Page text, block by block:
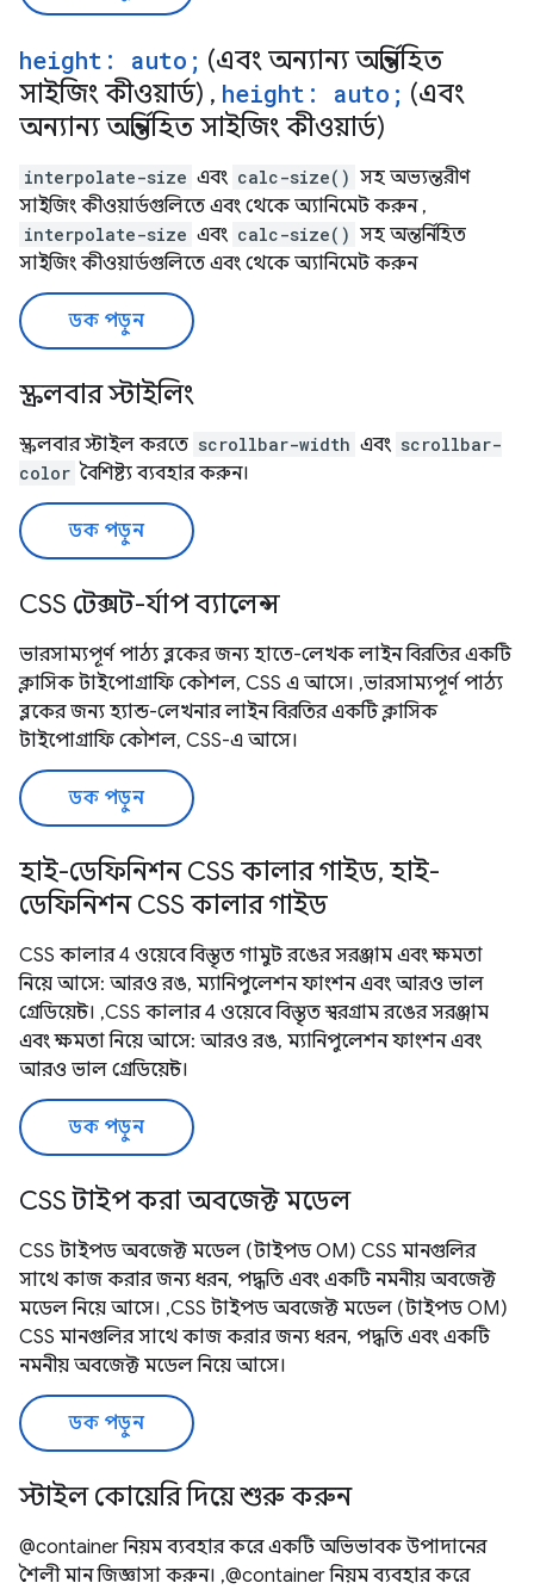
height: auto; (এবং অন্যান্য অন্তর্নিহিত
সাইজিং কীওয়ার্ড) , height: auto; (এবং
অন্যান্য অন্তর্নিহিত সাইজিং কীওয়ার্ড)
interpolate-size এবং calc-size() সহ অভ্যন্তরীণ
সাইজিং কীওয়ার্ডগুলিতে এবং থেকে অ্যানিমেট করুন ,
interpolate-size এবং calc-size() সহ অন্তর্নিহিত
সাইজিং কীওয়ার্ডগুলিতে এবং থেকে অ্যানিমেট করুন
ডক পড়ুন
স্ক্রলবার স্টাইলিং
স্ক্রলবার স্টাইল করতে scrollbar-width এবং scrollbar-
color বৈশিষ্ট্য ব্যবহার করুন।
ডক পড়ুন
CSS টেক্সট-র্যাপ ব্যালেন্স
ভারসাম্যপূর্ণ পাঠ্য ব্লকের জন্য হাতে-লেখক লাইন বিরতির একটি
ক্লাসিক টাইপোগ্রাফি কৌশল, CSS এ আসে। ,ভারসাম্যপূর্ণ পাঠ্য
ব্লকের জন্য হ্যান্ড-লেখনার লাইন বিরতির একটি ক্লাসিক
টাইপোগ্রাফি কৌশল, CSS-এ আসে।
ডক পড়ুন
হাই-ডেফিনিশন CSS কালার গাইড, হাই-
ডেফিনিশন CSS কালার গাইড
CSS কালার 4 ওয়েবে বিস্তৃত গামুট রঙের সরঞ্জাম এবং ক্ষমতা
নিয়ে আসে: আরও রঙ, ম্যানিপুলেশন ফাংশন এবং আরও ভাল
গ্রেডিয়েন্ট। ,CSS কালার 4 ওয়েবে বিস্তৃত স্বরগ্রাম রঙের সরঞ্জাম
এবং ক্ষমতা নিয়ে আসে: আরও রঙ, ম্যানিপুলেশন ফাংশন এবং
আরও ভাল গ্রেডিয়েন্ট।
ডক পড়ুন
CSS টাইপ করা অবজেক্ট মডেল
CSS টাইপড অবজেক্ট মডেল (টাইপড OM) CSS মানগুলির
সাথে কাজ করার জন্য ধরন, পদ্ধতি এবং একটি নমনীয় অবজেক্ট
মডেল নিয়ে আসে। ,CSS টাইপড অবজেক্ট মডেল (টাইপড OM)
CSS মানগুলির সাথে কাজ করার জন্য ধরন, পদ্ধতি এবং একটি
নমনীয় অবজেক্ট মডেল নিয়ে আসে।
ডক পড়ুন
স্টাইল কোয়েরি দিয়ে শুরু করুন
@container নিয়ম ব্যবহার করে একটি অভিভাবক উপাদানের
শৈলী মান জিজ্ঞাসা করুন। ,@container নিয়ম ব্যবহার করে